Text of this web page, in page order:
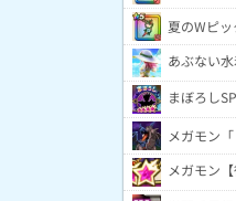
夏のWピ
あぶない
まぼろし
メガモン
メガモン【